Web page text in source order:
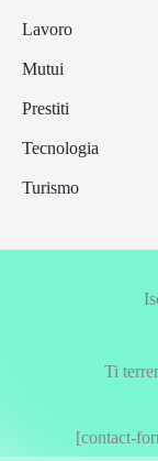
Lavoro
Mutui
Prestiti
Tecnologia
Turismo
Ti
[contact-